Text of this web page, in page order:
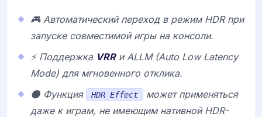
🎮 Автоматический переход в режим HDR при
запуске совместимой игры на консоли.
⚡ Поддержка VRRи ALLM(Auto Low Latency
Mode) для мгновенного отклика.
🌑 Функция
HDR Effect
может применяться
даже к играм, не имеющим нативной HDR-